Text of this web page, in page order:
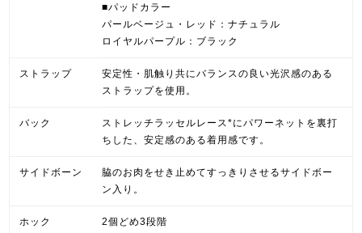
■パッドカラー
パールベージュ・レッド：ナチュラル
ロイヤルパープル：ブラック
ストラップ
安定性・肌触り共にバランスの良い光沢感のある
ストラップを使用。
バック
ストレッチラッセルレース*にパワーネットを裏打
ちした、安定感のある着用感です。
サイドボーン
脇のお肉をせき止めてすっきりさせるサイドボー
ン入り。
ホック 2個どめ3段階